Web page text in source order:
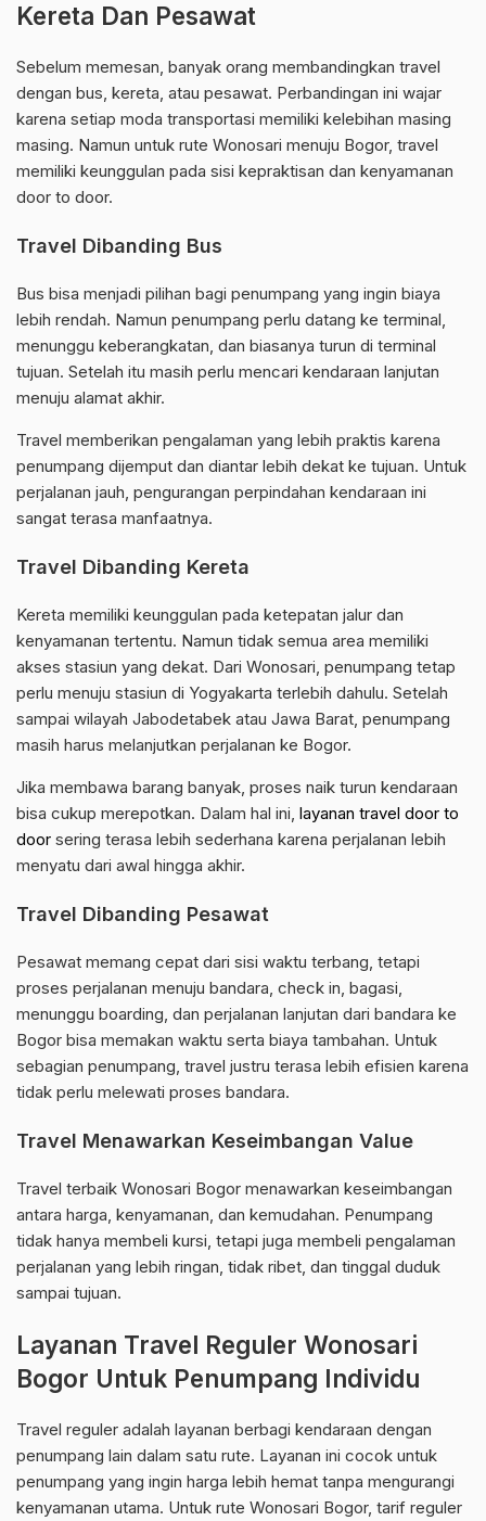
Kereta Dan Pesawat
Sebelum memesan, banyak orang membandingkan travel
dengan bus, kereta, atau pesawat. Perbandingan ini wajar
karena setiap moda transportasi memiliki kelebihan masing
masing. Namun untuk rute Wonosari menuju Bogor, travel
memiliki keunggulan pada sisi kepraktisan dan kenyamanan
door to door.
Travel Dibanding Bus
Bus bisa menjadi pilihan bagi penumpang yang ingin biaya
lebih rendah. Namun penumpang perlu datang ke terminal,
menunggu keberangkatan, dan biasanya turun di terminal
tujuan. Setelah itu masih perlu mencari kendaraan lanjutan
menuju alamat akhir.
Travel memberikan pengalaman yang lebih praktis karena
penumpang dijemput dan diantar lebih dekat ke tujuan. Untuk
perjalanan jauh, pengurangan perpindahan kendaraan ini
sangat terasa manfaatnya.
Travel Dibanding Kereta
Kereta memiliki keunggulan pada ketepatan jalur dan
kenyamanan tertentu. Namun tidak semua area memiliki
akses stasiun yang dekat. Dari Wonosari, penumpang tetap
perlu menuju stasiun di Yogyakarta terlebih dahulu. Setelah
sampai wilayah Jabodetabek atau Jawa Barat, penumpang
masih harus melanjutkan perjalanan ke Bogor.
Jika membawa barang banyak, proses naik turun kendaraan
bisa cukup merepotkan. Dalam hal ini, layanan travel door to
door sering terasa lebih sederhana karena perjalanan lebih
menyatu dari awal hingga akhir.
Travel Dibanding Pesawat
Pesawat memang cepat dari sisi waktu terbang, tetapi
proses perjalanan menuju bandara, check in, bagasi,
menunggu boarding, dan perjalanan lanjutan dari bandara ke
Bogor bisa memakan waktu serta biaya tambahan. Untuk
sebagian penumpang, travel justru terasa lebih efisien karena
tidak perlu melewati proses bandara.
Travel Menawarkan Keseimbangan Value
Travel terbaik Wonosari Bogor menawarkan keseimbangan
antara harga, kenyamanan, dan kemudahan. Penumpang
tidak hanya membeli kursi, tetapi juga membeli pengalaman
perjalanan yang lebih ringan, tidak ribet, dan tinggal duduk
sampai tujuan.
Layanan Travel Reguler Wonosari
Bogor Untuk Penumpang Individu
Travel reguler adalah layanan berbagi kendaraan dengan
penumpang lain dalam satu rute. Layanan ini cocok untuk
penumpang yang ingin harga lebih hemat tanpa mengurangi
kenyamanan utama. Untuk rute Wonosari Bogor, tarif reguler